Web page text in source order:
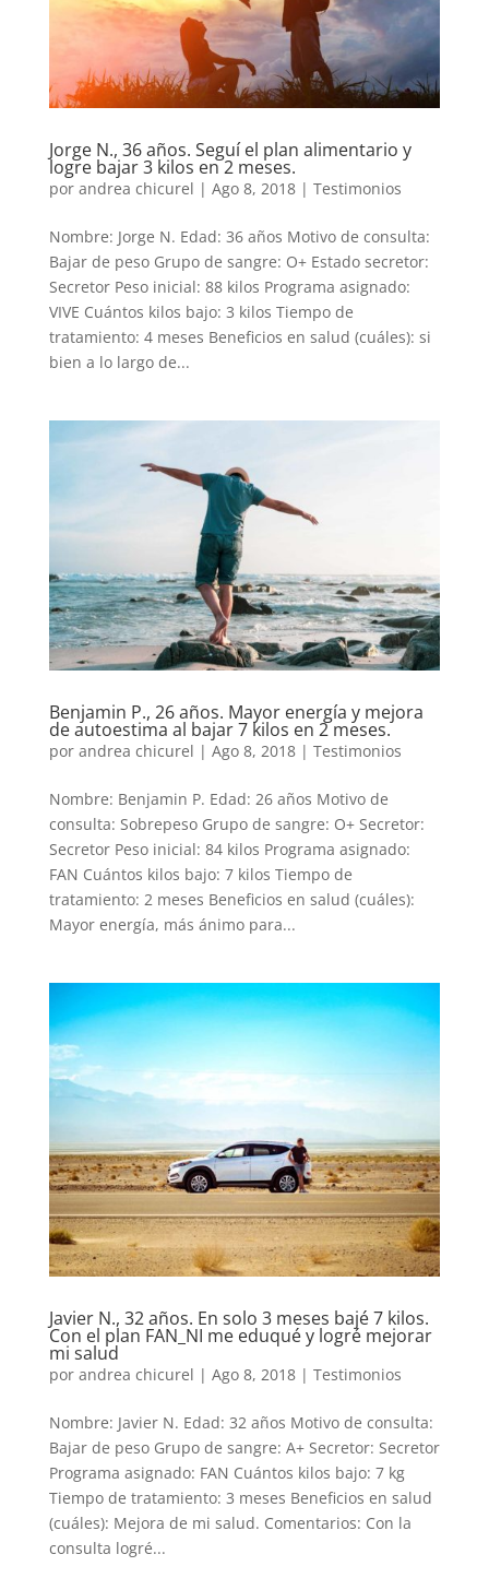
Jorge N., 36 años. Seguí el plan alimentario y
logre bajar 3 kilos en 2 meses.
por andrea chicurel | Ago 8, 2018| Testimonios
Nombre: Jorge N. Edad: 36 años Motivo de consulta:
Bajar de peso Grupo de sangre: O+ Estado secretor:
Secretor Peso inicial: 88 kilos Programa asignado:
VIVE Cuántos kilos bajo: 3 kilos Tiempo de
tratamiento: 4 meses Beneficios en salud (cuáles): si
bien a lo largo de...
Benjamin P., 26 años. Mayor energía y mejora
de autoestima al bajar 7 kilos en 2 meses.
por andrea chicurel | Ago 8, 2018| Testimonios
Nombre: Benjamin P. Edad: 26 años Motivo de
consulta: Sobrepeso Grupo de sangre: O+ Secretor:
Secretor Peso inicial: 84 kilos Programa asignado:
FAN Cuántos kilos bajo: 7 kilos Tiempo de
tratamiento: 2 meses Beneficios en salud (cuáles):
Mayor energía, más ánimo para...
Javier N., 32 años. En solo 3 meses bajé 7 kilos.
Con el plan FAN_NI me eduqué y logré mejorar
mi salud
por andrea chicurel | Ago 8, 2018| Testimonios
Nombre: Javier N. Edad: 32 años Motivo de consulta:
Bajar de peso Grupo de sangre: A+ Secretor: Secretor
Programa asignado: FAN Cuántos kilos bajo: 7 kg
Tiempo de tratamiento: 3 meses Beneficios en salud
(cuáles): Mejora de mi salud. Comentarios: Con la
consulta logré...